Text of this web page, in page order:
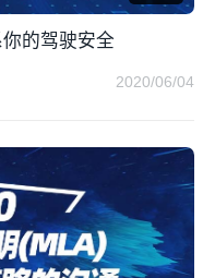
的驾驶安全
2020/06/04